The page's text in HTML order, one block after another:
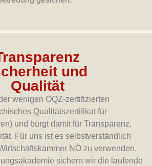
und
Qualität
wenigen ÖQZ-zertifizierten
Qualitätszertifikat für
und bürgt damit für Transparenz,
Für uns ist es selbstverständlich
NÖ zu verwenden.
sichern wir die laufende